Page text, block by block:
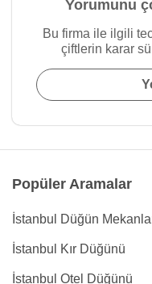
Yorumunu
Bu firma ile ilgili
çiftlerin karar
Popüler Aramalar
İstanbul Düğün
İstanbul Kır Düğünü
İstanbul Otel Düğünü